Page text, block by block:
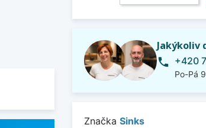
Jakýkoliv
phone +420
Po-Pá
Značka Sinks